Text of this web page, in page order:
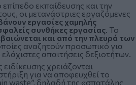
εκπαίδευσης και την
οι μετανάστριες εργαζόμενες
εργασίες χαμηλής
συνθήκες εργασίας. Το
και από την πλευρά των
αναζητούν προσωπικό για
απαιτήσεις δεξιοτήτων.
χρειάζονται
για να αποφευχθεί το
waste”, δηλαδή της «σπατάλης